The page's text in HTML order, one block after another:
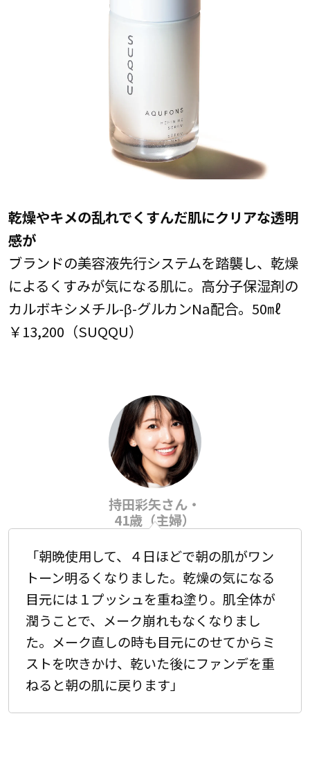
乾燥やキメの乱れでくすんだ肌にクリアな透明
感が
ブランドの美容液先行システムを踏襲し、乾燥
によるくすみが気になる肌に。高分子保湿剤の
カルボキシメチル-β-グルカンNa配合。50㎖
￥13,200（SUQQU）
持田彩矢さん・
41歳（主婦）
「朝晩使用して、４日ほどで朝の肌がワン
トーン明るくなりました。乾燥の気になる
目元には１プッシュを重ね塗り。肌全体が
潤うことで、メーク崩れもなくなりまし
た。メーク直しの時も目元にのせてからミ
ストを吹きかけ、乾いた後にファンデを重
ねると朝の肌に戻ります」